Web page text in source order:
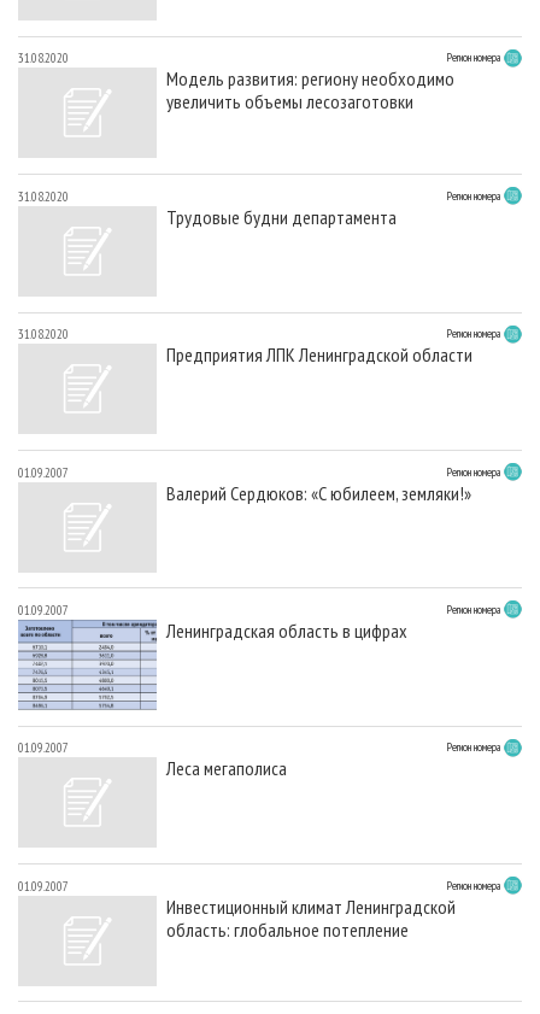
31.08.2020 Регион номера
Модель развития: региону необходимо
увеличить объемы лесозаготовки
31.08.2020 Регион номера
Трудовые будни департамента
31.08.2020 Регион номера
Предприятия ЛПК Ленинградской области
01.09.2007 Регион номера
Валерий Сердюков: «С юбилеем, земляки!»
01.09.2007 Регион номера
Ленинградская область в цифрах
01.09.2007 Регион номера
Леса мегаполиса
01.09.2007 Регион номера
Инвестиционный климат Ленинградской
область: глобальное потепление